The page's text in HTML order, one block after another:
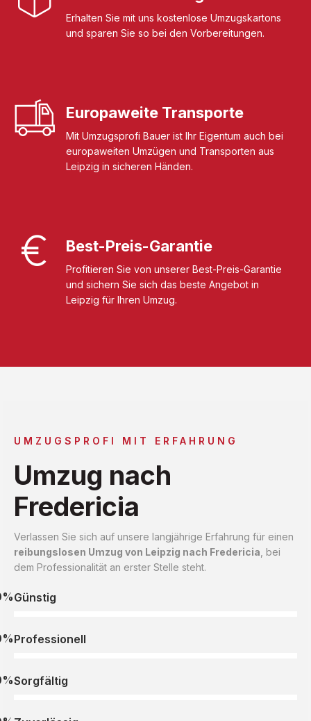
Erhalten Sie mit uns kostenlose Umzugskartons
und sparen Sie so bei den Vorbereitungen.
Europaweite Transporte
Mit Umzugsprofi Bauer ist Ihr Eigentum auch bei
europaweiten Umzügen und Transporten aus
Leipzig in sicheren Händen.
Best-Preis-Garantie
Profitieren Sie von unserer Best-Preis-Garantie
und sichern Sie sich das beste Angebot in
Leipzig für Ihren Umzug.
UMZUGSPROFI MIT ERFAHRUNG
Umzug nach
Fredericia
Verlassen Sie sich auf unsere langjährige Erfahrung für einen
reibungslosen Umzug von Leipzig nach Fredericia , bei
dem Professionalität an erster Stelle steht.
Günstig
Professionell
Sorgfältig